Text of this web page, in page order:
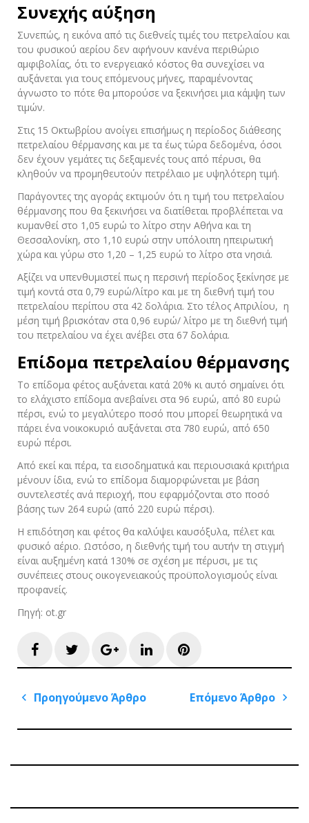
Συνεχής αύξηση
Συνεπώς, η εικόνα από τις διεθνείς τιμές του πετρελαίου και
του φυσικού αερίου δεν αφήνουν κανένα περιθώριο
αμφιβολίας, ότι το ενεργειακό κόστος θα συνεχίσει να
αυξάνεται για τους επόμενους μήνες, παραμένοντας
άγνωστο το πότε θα μπορούσε να ξεκινήσει μια κάμψη των
τιμών.
Στις 15 Οκτωβρίου ανοίγει επισήμως η περίοδος διάθεσης
πετρελαίου θέρμανσης και με τα έως τώρα δεδομένα, όσοι
δεν έχουν γεμάτες τις δεξαμενές τους από πέρυσι, θα
κληθούν να προμηθευτούν πετρέλαιο με υψηλότερη τιμή.
Παράγοντες της αγοράς εκτιμούν ότι η τιμή του πετρελαίου
θέρμανσης που θα ξεκινήσει να διατίθεται προβλέπεται να
κυμανθεί στο 1,05 ευρώ το λίτρο στην Αθήνα και τη
Θεσσαλονίκη, στο 1,10 ευρώ στην υπόλοιπη ηπειρωτική
χώρα και γύρω στο 1,20 – 1,25 ευρώ το λίτρο στα νησιά.
Αξίζει να υπενθυμιστεί πως η περσινή περίοδος ξεκίνησε με
τιμή κοντά στα 0,79 ευρώ/λίτρο και με τη διεθνή τιμή του
πετρελαίου περίπου στα 42 δολάρια. Στο τέλος Απριλίου, η
μέση τιμή βρισκόταν στα 0,96 ευρώ/ λίτρο με τη διεθνή τιμή
του πετρελαίου να έχει ανέβει στα 67 δολάρια.
Επίδομα πετρελαίου θέρμανσης
Το επίδομα φέτος αυξάνεται κατά 20% κι αυτό σημαίνει ότι
το ελάχιστο επίδομα ανεβαίνει στα 96 ευρώ, από 80 ευρώ
πέρσι, ενώ το μεγαλύτερο ποσό που μπορεί θεωρητικά να
πάρει ένα νοικοκυριό αυξάνεται στα 780 ευρώ, από 650
ευρώ πέρσι.
Από εκεί και πέρα, τα εισοδηματικά και περιουσιακά κριτήρια
μένουν ίδια, ενώ το επίδομα διαμορφώνεται με βάση
συντελεστές ανά περιοχή, που εφαρμόζονται στο ποσό
βάσης των 264 ευρώ (από 220 ευρώ πέρσι).
Η επιδότηση και φέτος θα καλύψει καυσόξυλα, πέλετ και
φυσικό αέριο. Ωστόσο, η διεθνής τιμή του αυτήν τη στιγμή
είναι αυξημένη κατά 130% σε σχέση με πέρυσι, με τις
συνέπειες στους οικογενειακούς προϋπολογισμούς είναι
προφανείς.
Πηγή: ot.gr
FacebookTwitterGoogle+LinkedInPinterest
Πλοήγηση
Προηγούμενο Άρθρο
Επόμενο Άρθρο